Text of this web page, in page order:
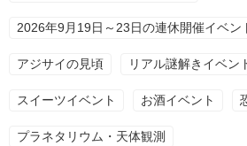
2026年9月19日～23日の連休開催イベン
アジサイの見頃 リアル謎解きイベン
スイーツイベント お酒イベント
プラネタリウム・天体観測